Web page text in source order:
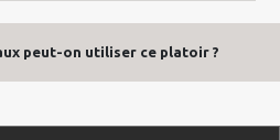
peut-on utiliser ce platoir ?